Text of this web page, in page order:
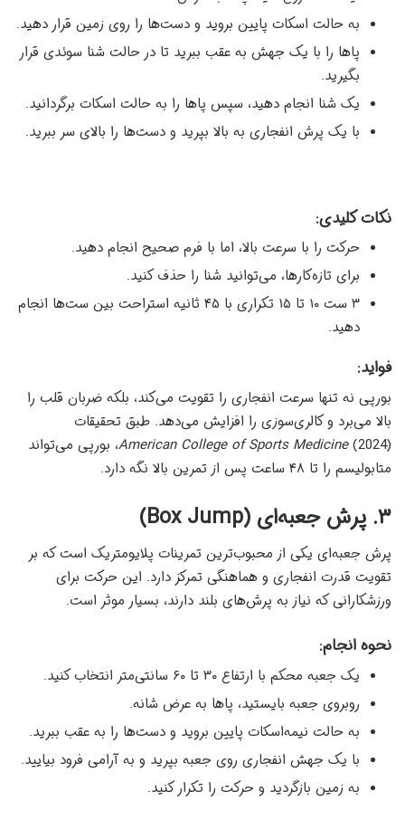
به حالت اسکات پایین بروید و دست‌ها را روی زمین قرار دهید.
پاها را با یک جهش به عقب ببرید تا در حالت شنا سوئدی قرار
بگیرید.
یک شنا انجام دهید، سپس پاها را به حالت اسکات برگردانید.
با یک پرش انفجاری به بالا بپرید و دست‌ها را بالای سر ببرید.
نکات کلیدی:
حرکت را با سرعت بالا، اما با فرم صحیح انجام دهید.
برای تازه‌کارها، می‌توانید شنا را حذف کنید.
۳ ست ۱۰ تا ۱۵ تکراری با ۴۵ ثانیه استراحت بین ست‌ها انجام
دهید.
فواید:
بورپی نه تنها سرعت انفجاری را تقویت می‌کند، بلکه ضربان قلب را
بالا می‌برد و کالری‌سوزی را افزایش می‌دهد. طبق تحقیقات
American College of Sports Medicine(2024)، بورپی می‌تواند
متابولیسم را تا ۴۸ ساعت پس از تمرین بالا نگه دارد.
۳. پرش جعبه‌ای (Box Jump)
پرش جعبه‌ای یکی از محبوب‌ترین تمرینات پلایومتریک است که بر
تقویت قدرت انفجاری و هماهنگی تمرکز دارد. این حرکت برای
ورزشکارانی که نیاز به پرش‌های بلند دارند، بسیار موثر است.
نحوه انجام:
یک جعبه محکم با ارتفاع ۳۰ تا ۶۰ سانتی‌متر انتخاب کنید.
روبروی جعبه بایستید، پاها به عرض شانه.
به حالت نیمه‌اسکات پایین بروید و دست‌ها را به عقب ببرید.
با یک جهش انفجاری روی جعبه بپرید و به آرامی فرود بیایید.
به زمین بازگردید و حرکت را تکرار کنید.